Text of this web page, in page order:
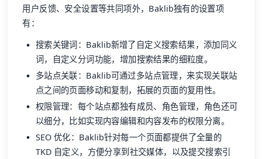
用户反馈、安全设置等共同项外，Baklib独有的设置项
有：
搜索关键词：Baklib新增了自定义搜索结果，添加同义
词，自定义分词功能，增加搜索结果的细粒度。
多站点关联：Baklib可通过多站点管理，来实现关联站
点之间的页面移动和复制，拓展的页面的复用性。
权限管理：每个站点都独有成员、角色管理，角色还可
以细分，比如实现内容编辑和内容发布的权限分离。
SEO 优化：Baklib针对每一个页面都提供了全量的
TKD 自定义，方便分享到社交媒体，以及提交搜索引